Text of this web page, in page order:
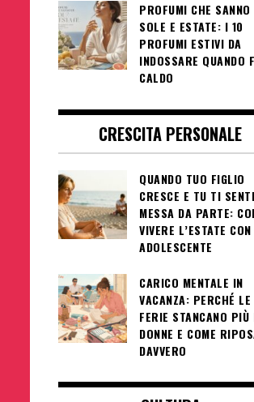
PROFUMI CHE
SOLE E ESTATE: I 10
PROFUMI ESTIVI DA
INDOSSARE QUANDO
CALDO
CRESCITA PERSONALE
QUANDO TUO FIGLIO
CRESCE E TU TI SENTI
MESSA DA PARTE:
VIVERE L’ESTATE
ADOLESCENTE
CARICO MENTALE IN
VACANZA: PERCHÉ LE
FERIE STANCANO PIÙ
DONNE E COME
DAVVERO